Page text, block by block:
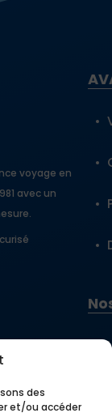
des
et/ou accéder
voyage en
avec un